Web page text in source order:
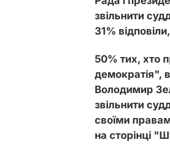
звільнити
31%
50% тих, хто
демократія",
Володимир
звільнити
своїми
на сторінці